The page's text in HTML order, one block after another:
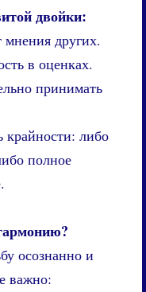
двойки:
мнения других.
в оценках.
принимать
крайности: либо
полное
осознанно и
важно: